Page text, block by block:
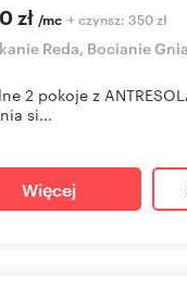
zł /mc + czynsz: 350 zł
Reda, Bocianie
2 pokoje z
si...
Więcej